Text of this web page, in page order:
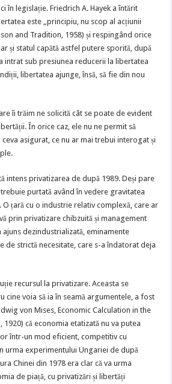
în legislație. Friedrich A. Hayek a întărit
este „principiu, nu scop al acțiunii
and Tradition, 1958) și respingând orice
și statul capătă astfel putere sporită, după
intrat sub presiunea reducerii la libertatea
libertatea ajunge, însă, să fie din nou
îi trăim ne solicită cât se poate de evident
În orice caz, ele nu ne permit să
asigurat, ce nu ar mai trebui interogat și
intens privatizarea de după 1989. Deși pare
purtată având în vedere gravitatea
O țară cu o industrie relativ complexă, care ar
prin privatizare chibzuită și management
ajuns dezindustrializată, eminamente
de strictă necesitate, care s-a îndatorat deja
recursul la privatizare. Aceasta se
cine voia să ia în seamă argumentele, a fost
von Mises, Economic Calculation in the
că economia etatizată nu va putea
într-un mod eficient, competitiv cu
urma experimentului Ungariei de după
Chinei din 1978 era clar că va urma
de piață, cu privatizări și libertăți